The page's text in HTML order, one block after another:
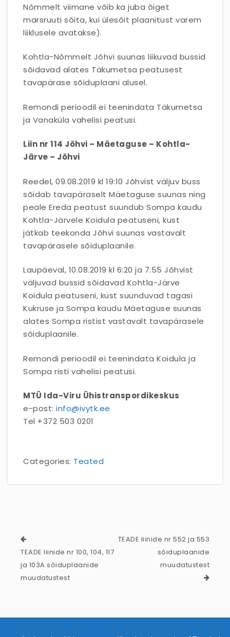
Nõmmelt viimane võib ka juba õiget
marsruuti sõita, kui ülesõit plaanitust varem
liiklusele avatakse).
Kohtla-Nõmmelt Jõhvi suunas liikuvad bussid
sõidavad alates Täkumetsa peatusest
tavapärase sõiduplaani alusel.
Remondi perioodil ei teenindata Täkumetsa
ja Vanaküla vahelisi peatusi.
Liin nr 114 Jõhvi – Mäetaguse – Kohtla-
Järve – Jõhvi
Reedel, 09.08.2019 kl 19:10 Jõhvist väljuv buss
sõidab tavapäraselt Mäetaguse suunas ning
peale Ereda peatust suundub Sompa kaudu
Kohtla-Järvele Koidula peatuseni, kust
jätkab teekonda Jõhvi suunas vastavalt
tavapärasele sõiduplaanile.
Laupäeval, 10.08.2019 kl 6:20 ja 7:55 Jõhvist
väljuvad bussid sõidavad Kohtla-Järve
Koidula peatuseni, kust suunduvad tagasi
Kukruse ja Sompa kaudu Mäetaguse suunas
alates Sompa ristist vastavalt tavapärasele
sõiduplaanile.
Remondi perioodil ei teenindata Koidula ja
Sompa risti vahelisi peatusi.
MTÜ Ida-Viru Ühistranspordikeskus
e-post: info@ivytk.ee
Tel +372 503 0201
Categories: Teated
TEADE liinide nr 100, 104, 117
ja 103A sõiduplaanide
muudatustest
TEADE liinide nr 552 ja 553
sõiduplaanide
muudatustest